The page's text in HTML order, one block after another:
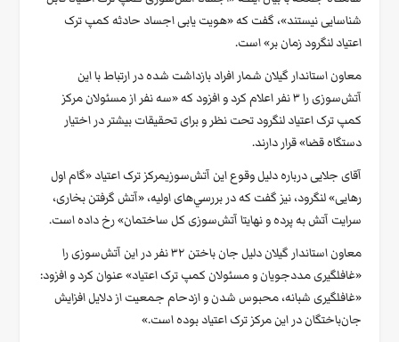
شناسایی نیستند»، گفت که «هویت یابی اجساد حادثه کمپ ترک
اعتیاد لنگرود زمان بر» است.
معاون استاندار گیلان شمار افراد بازداشت شده در ارتباط با این
آتش‌سوزی را ۳ نفر اعلام کرد و افزود که «سه نفر از مسئولان مرکز
کمپ ترک اعتیاد لنگرود تحت نظر و برای تحقیقات بیشتر در اختیار
دستگاه قضا» قرار دارند.
آقای جلایی درباره دلیل وقوع این آتش‌سوزیمرکز ترک اعتیاد «گام اول
رهایی» لنگرود، نیز گفت که در بررسي‌های اوليه، «آتش گرفتن بخاری،
سرايت آتش به پرده و نهايتا آتش‌سوزی كل ساختمان» رخ داده است.
معاون استاندار گیلان دلیل جان باختن ۳۲ نفر در این آتش‌سوزی را
«غافلگیری مددجويان و مسئولان‌ كمپ ترک اعتیاد» عنوان کرد و افزود:
«غافلگیری شبانه، محبوس شدن و ازدحام جمعيت از دلايل افزايش
جان‌باختگان در اين مركز ترک اعتياد بوده است.»